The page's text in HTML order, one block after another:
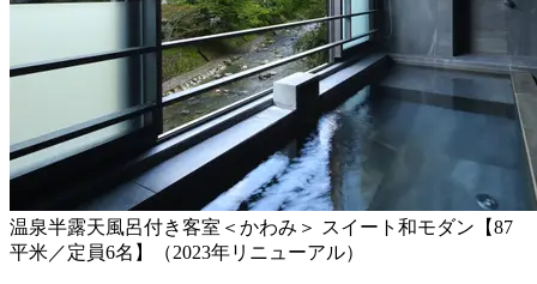
温泉半露天風呂付き客室＜かわみ＞ スイート和モダン【87
平米／定員6名】（2023年リニューアル）